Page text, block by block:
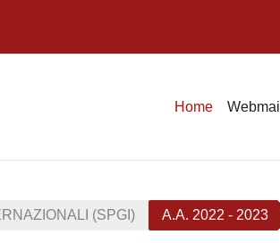
Home Webmail
(SPGI) A.A. 2022 - 2023